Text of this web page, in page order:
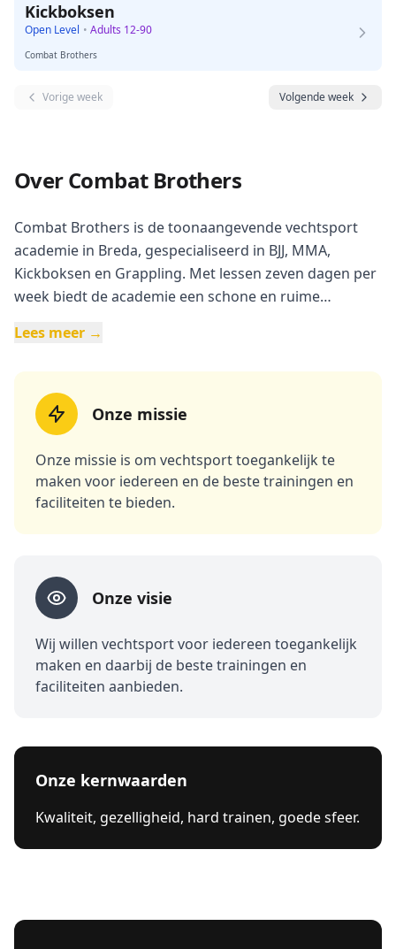
Kickboksen
Open Level • Adults 12-90
Combat Brothers
Vorige week Volgende week
Over Combat Brothers
Combat Brothers is de toonaangevende vechtsport
academie in Breda, gespecialiseerd in BJJ, MMA,
Kickboksen en Grappling. Met lessen zeven dagen per
week biedt de academie een schone en ruime
atleten. De ervaren coaches helpen leden om hun
een positieve en gemotiveerde sfeer. Combat Brothers
verwelkomt iedereen, van hobbyisten tot competitieve
sporters, en biedt een breed scala aan lessen aan.
Lees meer →
Onze missie
Onze missie is om vechtsport toegankelijk te
maken voor iedereen en de beste trainingen en
faciliteiten te bieden.
Onze visie
Wij willen vechtsport voor iedereen toegankelijk
maken en daarbij de beste trainingen en
faciliteiten aanbieden.
Onze kernwaarden
Kwaliteit, gezelligheid, hard trainen, goede sfeer.